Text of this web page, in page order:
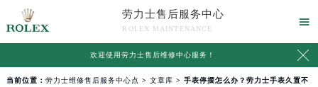
劳力士售后服务中心
ROLEX MAINTENANCE

欢迎使用劳力士售后维修中心服务 ！ 
当前位置： 劳力士维修售后服务中心点 > 文章库 > 手表停摆怎么办？劳力士手表久置不